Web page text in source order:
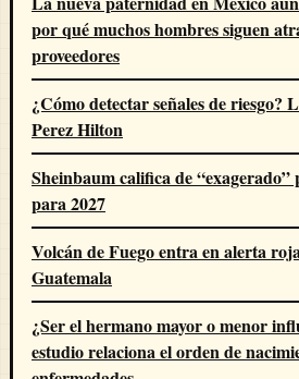
por qué muchos hombres siguen
proveedores
¿Cómo detectar señales de riesgo?
Perez Hilton
Sheinbaum califica de
para 2027
Volcán de Fuego entra en alerta
Guatemala
¿Ser el hermano mayor o menor
estudio relaciona el orden de